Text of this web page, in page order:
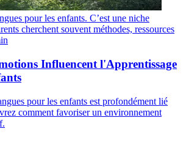
pour les enfants. C’est une niche
cherchent souvent méthodes, ressources
Influencent l'Apprentissage
pour les enfants est profondément lié
comment favoriser un environnement